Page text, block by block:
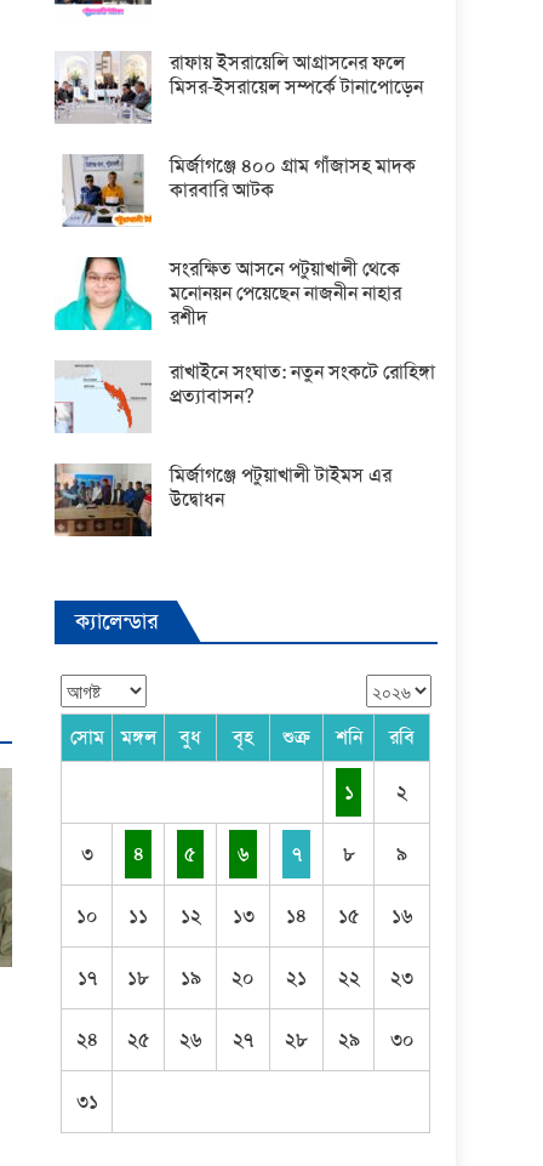
রাফায় ইসরায়েলি আগ্রাসনের ফলে
মিসর-ইসরায়েল সম্পর্কে টানাপোড়েন
মির্জাগঞ্জে ৪০০ গ্রাম গাঁজাসহ মাদক
কারবারি আটক
সংরক্ষিত আসনে পটুয়াখালী থেকে
মনোনয়ন পেয়েছেন নাজনীন নাহার
রশীদ
রাখাইনে সংঘাত: নতুন সংকটে রোহিঙ্গা
প্রত্যাবাসন?
মির্জাগঞ্জে পটুয়াখালী টাইমস এর
উদ্বোধন
ক্যালেন্ডার
সোম মঙ্গল বুধ বৃহ শুক্র শনি রবি
১ ২
৩ ৪ ৫ ৬ ৭ ৮ ৯
১০ ১১ ১২ ১৩ ১৪ ১৫ ১৬
১৭ ১৮ ১৯ ২০ ২১ ২২ ২৩
২৪ ২৫ ২৬ ২৭ ২৮ ২৯ ৩০
৩১